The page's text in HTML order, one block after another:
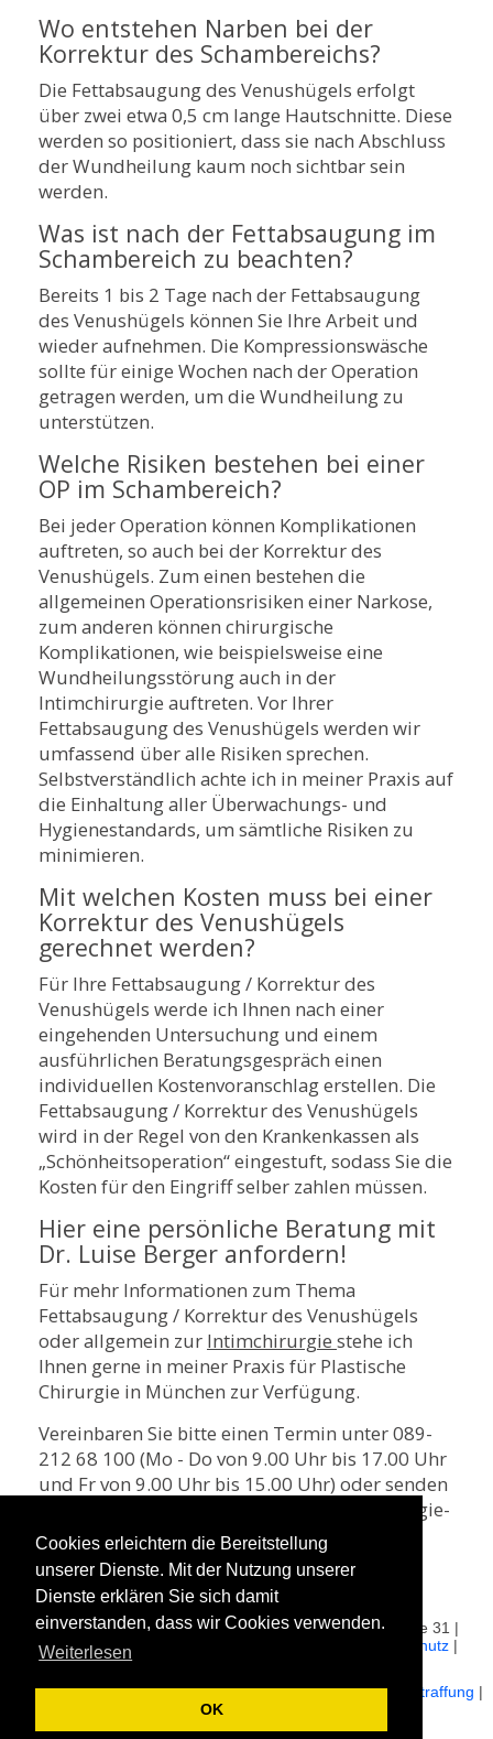
Cookies erleichtern die Bereitstellung
unserer Dienste. Mit der Nutzung unserer
Dienste erklären Sie sich damit
einverstanden, dass wir Cookies verwenden.
Weiterlesen
OK
Wo entstehen Narben bei der
Korrektur des Schambereichs?
Die Fettabsaugung des Venushügels erfolgt
über zwei etwa 0,5 cm lange Hautschnitte. Diese
werden so positioniert, dass sie nach Abschluss
der Wundheilung kaum noch sichtbar sein
werden.
Was ist nach der Fettabsaugung im
Schambereich zu beachten?
Bereits 1 bis 2 Tage nach der Fettabsaugung
des Venushügels können Sie Ihre Arbeit und
wieder aufnehmen. Die Kompressionswäsche
sollte für einige Wochen nach der Operation
getragen werden, um die Wundheilung zu
unterstützen.
Welche Risiken bestehen bei einer
OP im Schambereich?
Bei jeder Operation können Komplikationen
auftreten, so auch bei der Korrektur des
Venushügels. Zum einen bestehen die
allgemeinen Operationsrisiken einer Narkose,
zum anderen können chirurgische
Komplikationen, wie beispielsweise eine
Wundheilungsstörung auch in der
Intimchirurgie auftreten. Vor Ihrer
Fettabsaugung des Venushügels werden wir
umfassend über alle Risiken sprechen.
Selbstverständlich achte ich in meiner Praxis auf
die Einhaltung aller Überwachungs- und
Hygienestandards, um sämtliche Risiken zu
minimieren.
Mit welchen Kosten muss bei einer
Korrektur des Venushügels
gerechnet werden?
Für Ihre Fettabsaugung / Korrektur des
Venushügels werde ich Ihnen nach einer
eingehenden Untersuchung und einem
ausführlichen Beratungsgespräch einen
individuellen Kostenvoranschlag erstellen. Die
Fettabsaugung / Korrektur des Venushügels
wird in der Regel von den Krankenkassen als
„Schönheitsoperation“ eingestuft, sodass Sie die
Kosten für den Eingriff selber zahlen müssen.
Hier eine persönliche Beratung mit
Dr. Luise Berger anfordern!
Für mehr Informationen zum Thema
Fettabsaugung / Korrektur des Venushügels
oder allgemein zur Intimchirurgie stehe ich
Ihnen gerne in meiner Praxis für Plastische
Chirurgie in München zur Verfügung.
Vereinbaren Sie bitte einen Termin unter 089-
212 68 100 (Mo - Do von 9.00 Uhr bis 17.00 Uhr
und Fr von 9.00 Uhr bis 15.00 Uhr) oder senden
Sie mir eine E-Mail an info@plastischechirurgie-
muenchen.com. Ich freue mich auf Sie!
© 2026 plastischechirurgie-muenchen.com | Theatinerstraße 31 |
80333 München |Leistungsübersicht Datenschutz |
Expertenteam|Fakten
Brustvergrößerung|Schamlippenverkleinerung|Augenlidstraffung |
Botox®